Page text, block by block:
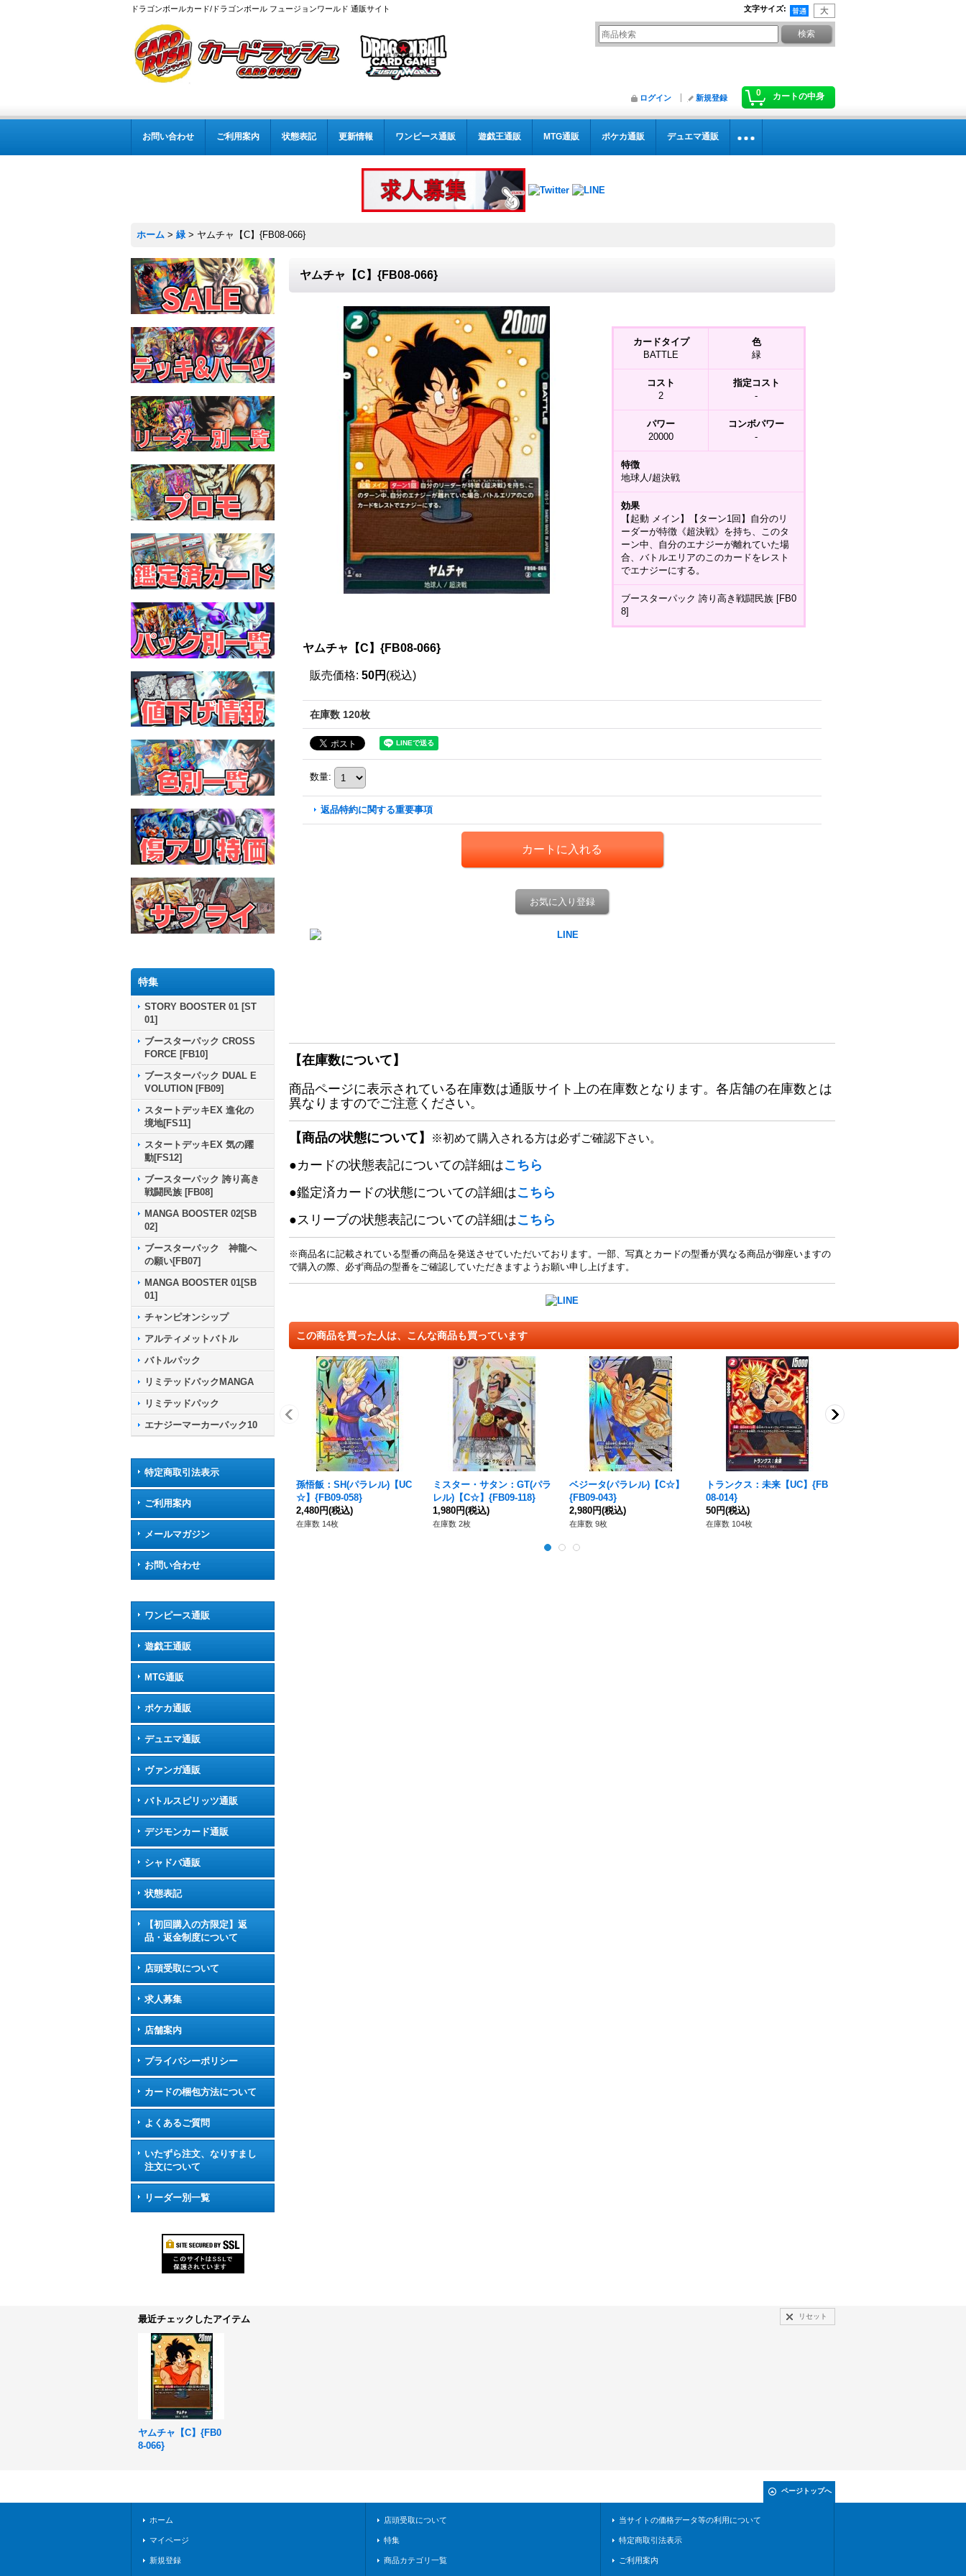
ドラゴンボールカード/ドラゴンボール フュージョンワールド 通販サイト 文字サイズ:
0 カートの中身
ログイン 新規登録
お問い合わせ ご利用案内 状態表記 更新情報 ワンピース通販 遊戯王通販 MTG通販 ポケカ通販 デュエマ通販
ホーム > 緑 > ヤムチャ【C】{FB08-066}
特集
STORY BOOSTER 01 [ST
01]
ブースターパック CROSS
FORCE [FB10]
ブースターパック DUAL E
VOLUTION [FB09]
スタートデッキEX 進化の
境地[FS11]
スタートデッキEX 気の躍
動[FS12]
ブースターパック 誇り高き
戦闘民族 [FB08]
MANGA BOOSTER 02[SB
02]
ブースターパック 神龍へ
の願い[FB07]
MANGA BOOSTER 01[SB
01]
チャンピオンシップ
アルティメットバトル
バトルパック
リミテッドパックMANGA
リミテッドパック
エナジーマーカーパック10
特定商取引法表示
ご利用案内
メールマガジン
お問い合わせ
ワンピース通販
遊戯王通販
MTG通販
ポケカ通販
デュエマ通販
ヴァンガ通販
バトルスピリッツ通販
デジモンカード通販
シャドバ通販
状態表記
【初回購入の方限定】返
品・返金制度について
店頭受取について
求人募集
店舗案内
プライバシーポリシー
カードの梱包方法について
よくあるご質問
いたずら注文、なりすまし
注文について
リーダー別一覧
ヤムチャ【C】{FB08-066}
カードタイプ
BATTLE
色
緑
コスト
2
指定コスト
-
パワー
20000
コンボパワー
-
特徴
地球人/超決戦
効果
【起動 メイン】【ターン1回】自分のリ
ーダーが特徴《超決戦》を持ち、このタ
ーン中、自分のエナジーが離れていた場
合、バトルエリアのこのカードをレスト
でエナジーにする。
ブースターパック 誇り高き戦闘民族 [FB0
8]
ヤムチャ【C】{FB08-066}
販売価格: 50円 (税込)
在庫数 120枚
数量:
返品特約に関する重要事項
お気に入り登録
【在庫数について】
商品ページに表示されている在庫数は通販サイト上の在庫数となります。各店舗の在庫数とは
異なりますのでご注意ください。
【商品の状態について】 ※初めて購入される方は必ずご確認下さい。
●カードの状態表記についての詳細はこちら
●鑑定済カードの状態についての詳細はこちら
●スリーブの状態表記についての詳細はこちら
※商品名に記載されている型番の商品を発送させていただいております。一部、写真とカードの型番が異なる商品が御座いますの
で購入の際、必ず商品の型番をご確認していただきますようお願い申し上げます。
この商品を買った人は、こんな商品も買っています
孫悟飯：SH(パラレル)【UC
☆】{FB09-058}
2,480円(税込)
在庫数 14枚
ミスター・サタン：GT(パラ
レル)【C☆】{FB09-118}
1,980円(税込)
在庫数 2枚
ベジータ(パラレル)【C☆】
{FB09-043}
2,980円(税込)
在庫数 9枚
トランクス：未来【UC】{FB
08-014}
50円(税込)
在庫数 104枚
最近チェックしたアイテム リセット
ヤムチャ【C】{FB0
8-066}
ページトップへ
ホーム
マイページ
新規登録
店頭受取について
特集
商品カテゴリ一覧
当サイトの価格データ等の利用について
特定商取引法表示
ご利用案内